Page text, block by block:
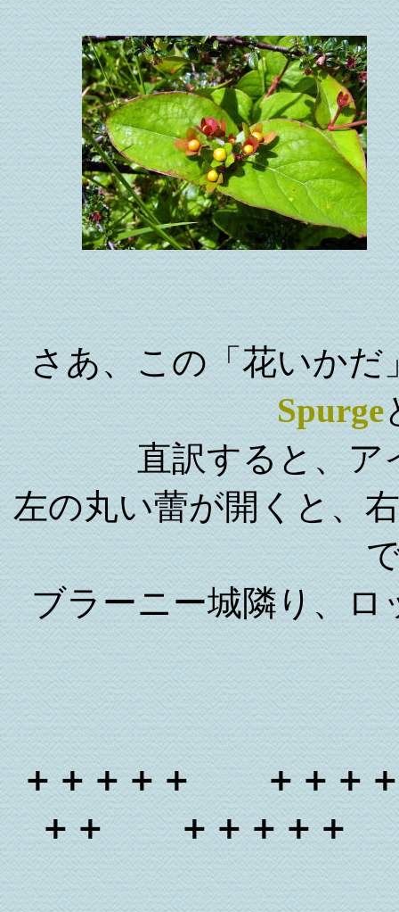
さあ、この「花いか
Spurge
直訳すると、ア
左の丸い蕾が開くと、
ブラーニー城隣り、
＋＋＋＋＋ ＋＋
＋＋ ＋＋＋＋＋